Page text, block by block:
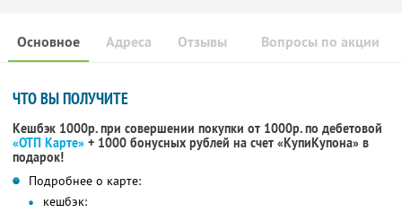
Основное Отзывы Вопросы по акции
Адреса
ЧТО ВЫ ПОЛУЧИТЕ
Кешбэк 1000р. при совершении покупки от 1000р. по дебетовой
«ОТП Карте» + 1000 бонусных рублей на счет «КупиКупона» в
подарок!
Подробнее о карте:
кешбэк: